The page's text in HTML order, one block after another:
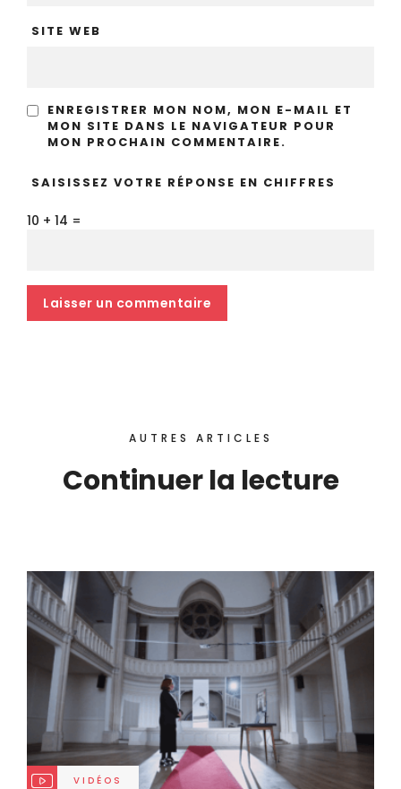
SITE WEB
ENREGISTRER MON NOM, MON E-MAIL ET
MON SITE DANS LE NAVIGATEUR POUR
MON PROCHAIN COMMENTAIRE.
SAISISSEZ VOTRE RÉPONSE EN CHIFFRES
10 + 14 =
AUTRES ARTICLES
Continuer la lecture
VIDÉOS